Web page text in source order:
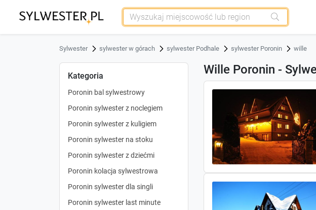
Sylwester sylwester w górach sylwester Podhale sylwester Poronin wille
Kategoria
Poronin bal sylwestrowy
Poronin sylwester z noclegiem
Poronin sylwester z kuligiem
Poronin sylwester na stoku
Poronin sylwester z dziećmi
Poronin kolacja sylwestrowa
Poronin sylwester dla singli
Poronin sylwester last minute
Wille Poronin -